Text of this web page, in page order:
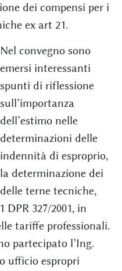
dei compensi per i
ex art 21.
Nel convegno sono
emersi interessanti
spunti di riflessione
sull’importanza
dell’estimo nelle
determinazioni delle
indennità di esproprio,
determinazione dei
terne tecniche,
327/2001, in
tariffe professionali.
partecipato l’Ing.
ufficio espropri